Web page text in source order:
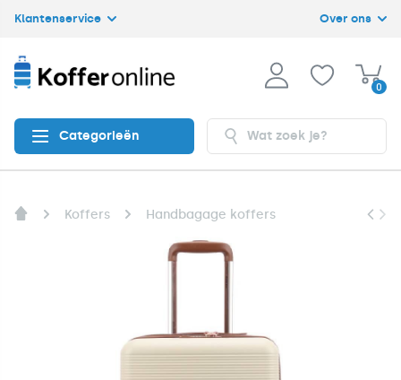
Klantenservice Over ons
0
Categorieën
Koffers Handbagage koffers